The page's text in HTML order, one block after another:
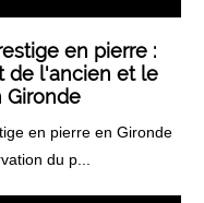
en pierre :
de l'ancien et le
Gironde
en pierre en Gironde
du p...